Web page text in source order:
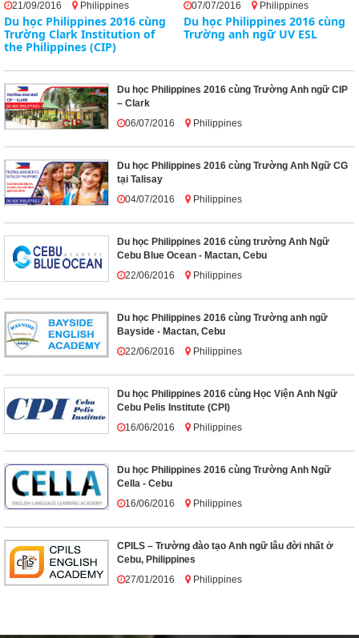
21/09/2016 Philippines
Du học Philippines 2016 cùng
Trường Clark Institution of
the Philippines (CIP)
07/07/2016 Philippines
Du học Philippines 2016 cùng
Trường anh ngữ UV ESL
Du học Philippines 2016 cùng Trường Anh ngữ CIP
– Clark
06/07/2016
Philippines
Du học Philippines 2016 cùng Trường Anh Ngữ CG
tại Talisay
04/07/2016
Philippines
Du học Philippines 2016 cùng trường Anh Ngữ
Cebu Blue Ocean - Mactan, Cebu
22/06/2016
Philippines
Du học Philippines 2016 cùng Trường anh ngữ
Bayside - Mactan, Cebu
22/06/2016
Philippines
Du học Philippines 2016 cùng Học Viện Anh Ngữ
Cebu Pelis Institute (CPI)
16/06/2016
Philippines
Du học Philippines 2016 cùng Trường Anh Ngữ
Cella - Cebu
16/06/2016
Philippines
CPILS – Trường đào tạo Anh ngữ lâu đời nhất ở
Cebu, Philippines
27/01/2016
Philippines